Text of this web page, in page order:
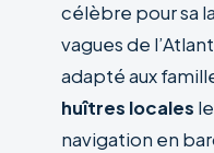
célèbre pour sa
vagues de
adapté aux
huîtres locales
navigation en